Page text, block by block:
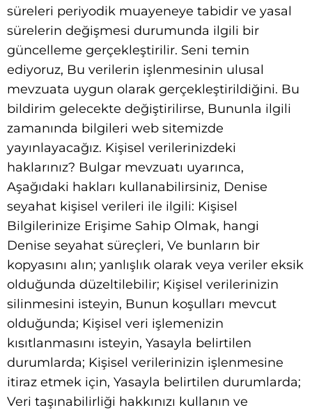
süreleri periyodik muayeneye tabidir ve yasal
sürelerin değişmesi durumunda ilgili bir
güncelleme gerçekleştirilir. Seni temin
ediyoruz, Bu verilerin işlenmesinin ulusal
mevzuata uygun olarak gerçekleştirildiğini. Bu
bildirim gelecekte değiştirilirse, Bununla ilgili
zamanında bilgileri web sitemizde
yayınlayacağız. Kişisel verilerinizdeki
haklarınız? Bulgar mevzuatı uyarınca,
Aşağıdaki hakları kullanabilirsiniz, Denise
seyahat kişisel verileri ile ilgili: Kişisel
Bilgilerinize Erişime Sahip Olmak, hangi
Denise seyahat süreçleri, Ve bunların bir
kopyasını alın; yanlışlık olarak veya veriler eksik
olduğunda düzeltilebilir; Kişisel verilerinizin
silinmesini isteyin, Bunun koşulları mevcut
olduğunda; Kişisel veri işlemenizin
kısıtlanmasını isteyin, Yasayla belirtilen
durumlarda; Kişisel verilerinizin işlenmesine
itiraz etmek için, Yasayla belirtilen durumlarda;
Veri taşınabilirliği hakkınızı kullanın ve